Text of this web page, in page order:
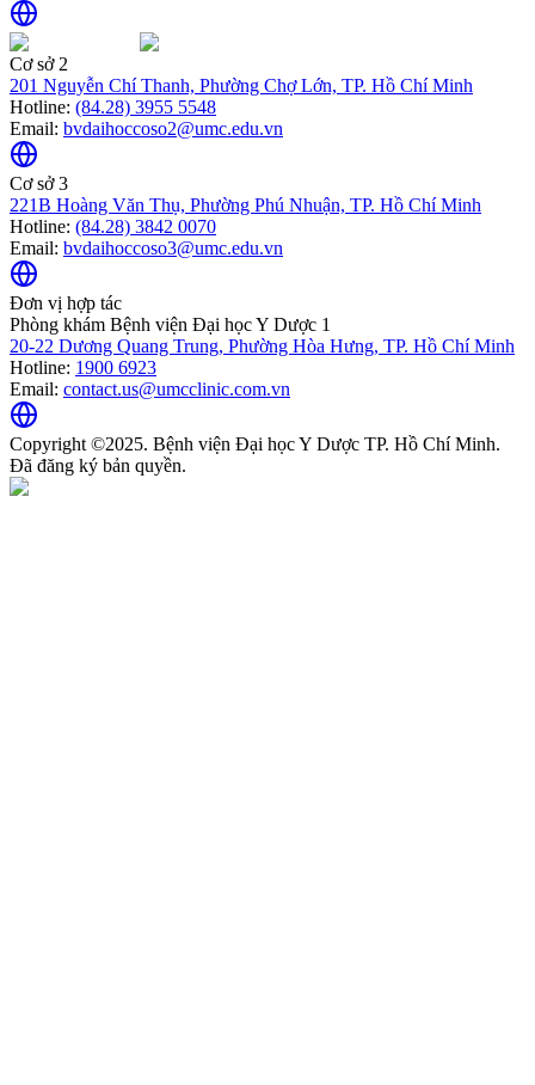
Cơ sở 2
201 Nguyễn Chí Thanh, Phường Chợ Lớn, TP. Hồ Chí Minh
Hotline: (84.28) 3955 5548
Email: bvdaihoccoso2@umc.edu.vn
Cơ sở 3
221B Hoàng Văn Thụ, Phường Phú Nhuận, TP. Hồ Chí Minh
Hotline: (84.28) 3842 0070
Email: bvdaihoccoso3@umc.edu.vn
Đơn vị hợp tác
Phòng khám Bệnh viện Đại học Y Dược 1
20-22 Dương Quang Trung, Phường Hòa Hưng, TP. Hồ Chí Minh
Hotline: 1900 6923
Email: contact.us@umcclinic.com.vn
Copyright ©2025. Bệnh viện Đại học Y Dược TP. Hồ Chí Minh.
Đã đăng ký bản quyền.